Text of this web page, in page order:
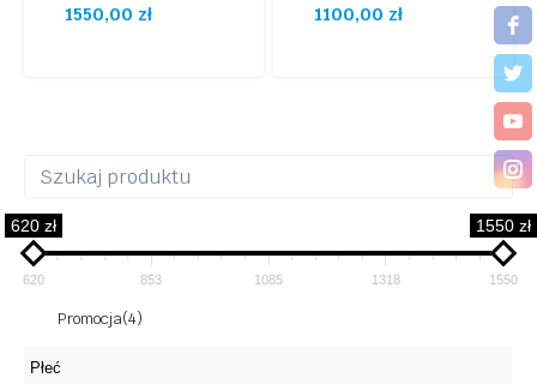
1550,00 zł
1100,00 zł
620 zł 1550 zł
620 853 1085 1318 1550
Promocja(4)